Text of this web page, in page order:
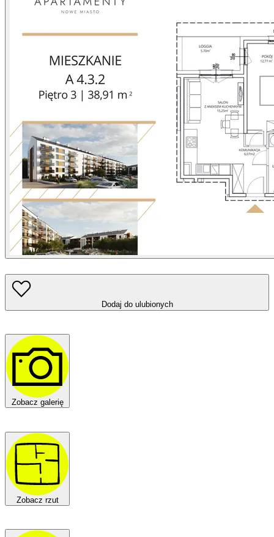
Dodaj do ulubionych
Zobacz galerię
Zobacz rzut